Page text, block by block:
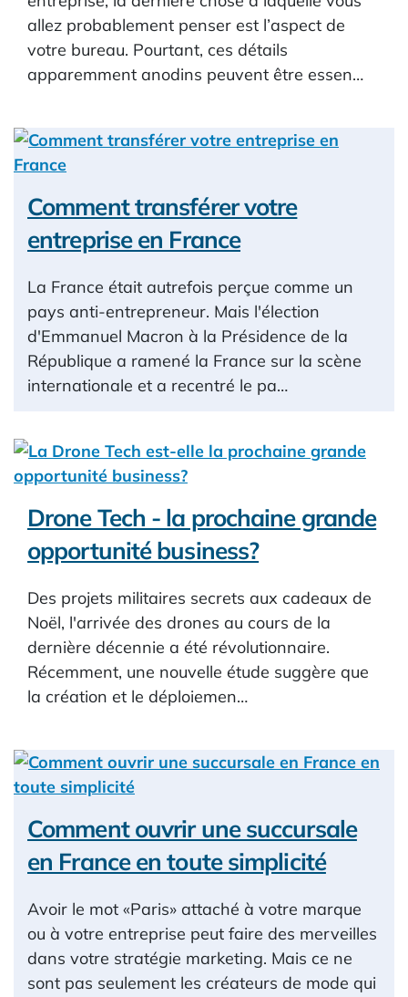
allez probablement penser est l’aspect de
votre bureau. Pourtant, ces détails
apparemment anodins peuvent être essen…
Comment transférer votre
entreprise en France
La France était autrefois perçue comme un
pays anti-entrepreneur. Mais l'élection
d'Emmanuel Macron à la Présidence de la
République a ramené la France sur la scène
internationale et a recentré le pa…
Drone Tech - la prochaine grande
opportunité business?
Des projets militaires secrets aux cadeaux de
Noël, l'arrivée des drones au cours de la
dernière décennie a été révolutionnaire.
Récemment, une nouvelle étude suggère que
la création et le déploiemen…
Comment ouvrir une succursale
en France en toute simplicité
Avoir le mot «Paris» attaché à votre marque
ou à votre entreprise peut faire des merveilles
dans votre stratégie marketing. Mais ce ne
sont pas seulement les créateurs de mode qui